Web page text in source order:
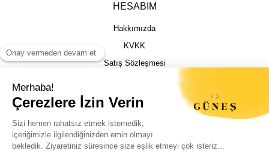
HESABIM
Hakkımızda
KVKK
Satış Sözleşmesi
İptal İade Şartları
Kargo Takibi